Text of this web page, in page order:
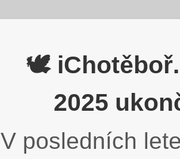
🕊️
2025
V posledních